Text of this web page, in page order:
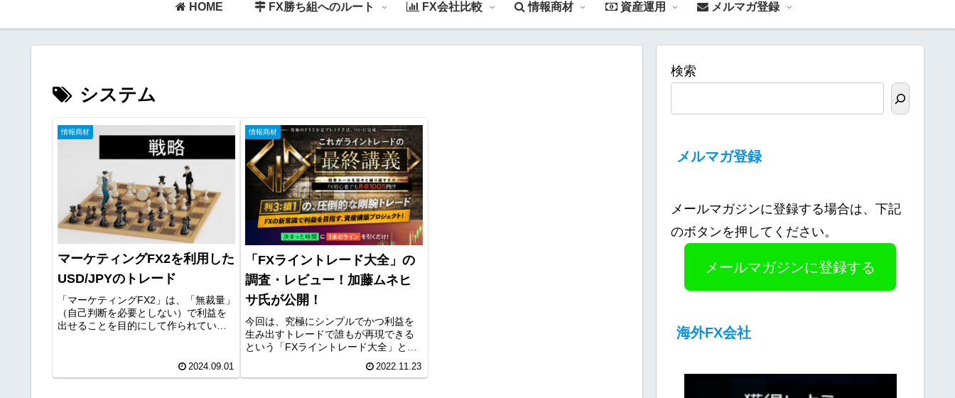
HOME FX勝ち組へのルート FX会社比較 情報商材 資産運用 メルマガ登録
システム
情報商材
マーケティングFX2を利用した
USD/JPYのトレード
「マーケティングFX2」は、「無裁量」
（自己判断を必要としない）で利益を
出せることを目的にして作られていま
で、FX初心者の方でもすぐに実践可能
なレベルまで落とし込んでいます...
2024.09.01
情報商材
「FXライントレード大全」の
調査・レビュー！加藤ムネヒ
サ氏が公開！
今回は、究極にシンプルでかつ利益を
生み出すトレードで誰もが再現できる
という「FXライントレード大全」とい
レード大全」は、水平線ブレイクアウ
2022.11.23
検索
メルマガ登録
メールマガジンに登録する場合は、下記
のボタンを押してください。
メールマガジンに登録する
海外FX会社